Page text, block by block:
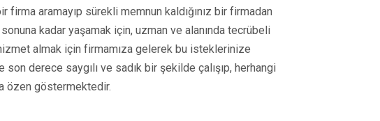
firma aramayıp sürekli memnun kaldığınız bir firmadan
kadar yaşamak için, uzman ve alanında tecrübeli
almak için firmamıza gelerek bu isteklerinize
derece saygılı ve sadık bir şekilde çalışıp, herhangi
özen göstermektedir.